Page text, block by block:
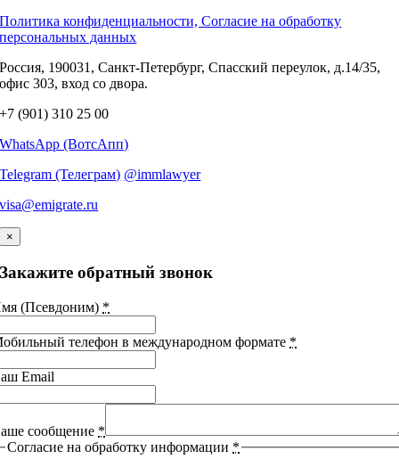
Политика конфиденциальности, Согласие на обработку
персональных данных
Россия, 190031, Санкт-Петербург, Спасский переулок, д.14/35,
офис 303, вход со двора.
+7 (901) 310 25 00
WhatsApp (ВотсАпп)
Telegram (Телеграм) @immlawyer
visa@emigrate.ru
×
Закажите обратный звонок
(Псевдоним) *
телефон в международном формате *
Email
сообщение *
Согласие на обработку информации *